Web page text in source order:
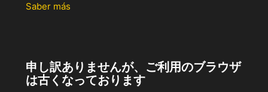
Saber más
申し訳ありませんが、ご利用のブラウザ
は古くなっております